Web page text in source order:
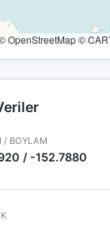
OpenStreetMap ©
/ BOYLAM
/ -152.7880